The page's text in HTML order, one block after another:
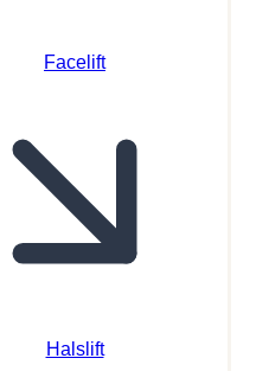
Facelift
Halslift